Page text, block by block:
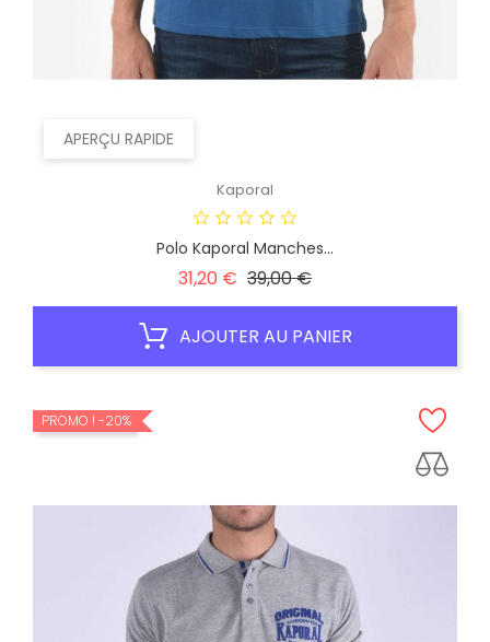
APERÇU RAPIDE
Kaporal
Polo Kaporal Manches...
31,20 € Prix
39,00 €Prix
AJOUTER AU PANIER
PROMO ! -20%